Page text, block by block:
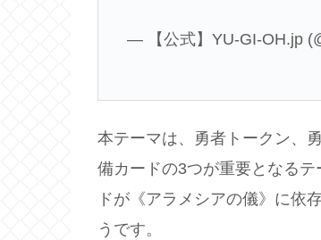
— 【公式】YU-GI-OH.jp
本テーマは、勇者トークン、
備カードの3つが重要となる
ドが《アラメシアの儀》に依
うです。